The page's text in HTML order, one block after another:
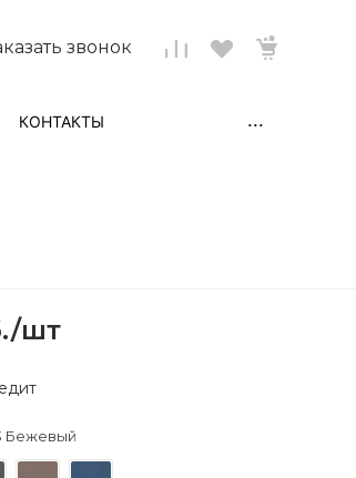
звонок
КОНТАКТЫ ...
/шт
Бежевый